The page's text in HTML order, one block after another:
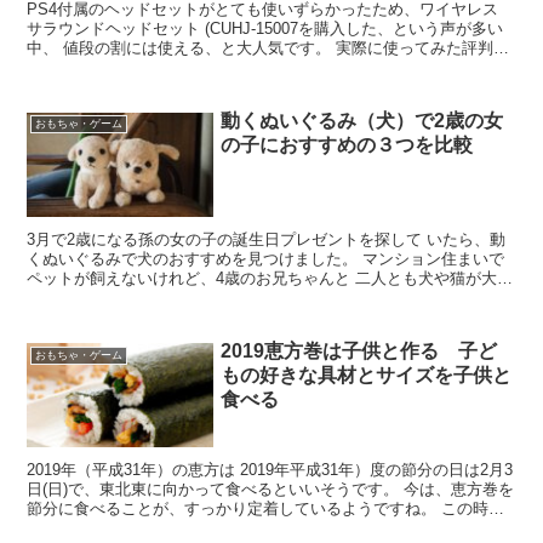
PS4付属のヘッドセットがとても使いずらかったため、ワイヤレス
サラウンドヘッドセット (CUHJ-15007を購入した、という声が多い
中、 値段の割には使える、と大人気です。 実際に使ってみた評判は
おもちゃ・ゲーム
動くぬいぐるみ（犬）で2歳の女
の子におすすめの３つを比較
3月で2歳になる孫の女の子の誕生日プレゼントを探して いたら、動
くぬいぐるみで犬のおすすめを見つけました。 マンション住まいで
ペットが飼えないけれど、4歳のお兄ちゃんと 二人とも犬や猫が大好
おもちゃ・ゲーム
2019恵方巻は子供と作る 子ど
もの好きな具材とサイズを子供と
食べる
2019年（平成31年）の恵方は 2019年平成31年）度の節分の日は2月3
日(日)で、東北東に向かって食べるといいそうです。 今は、恵方巻を
節分に食べることが、すっかり定着しているようですね。 この時